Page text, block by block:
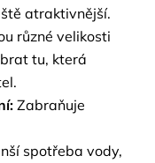
atraktivnější.
různé velikosti
tu, která
Zabraňuje
spotřeba vody,